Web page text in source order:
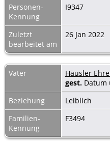
Personen-
Kennung
I9347
Zuletzt
bearbeitet am
26 Jan 2022
Vater Häusler
gest. Datum
Beziehung
Leiblich
Familien-
Kennung
F3494